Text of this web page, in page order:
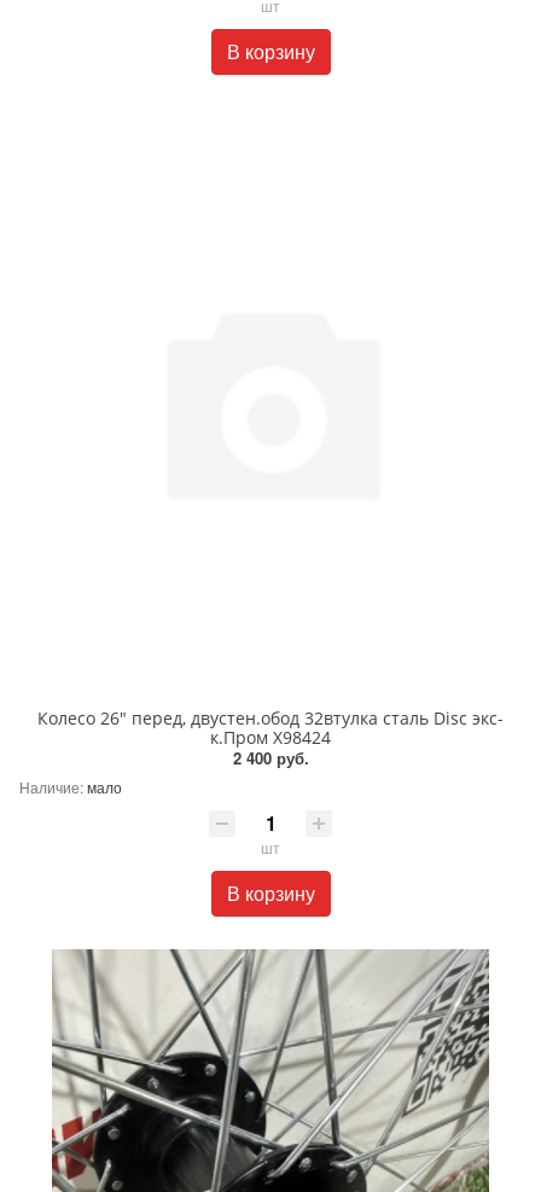
шт
В корзину
Колесо 26" перед, двустен.обод 32втулка сталь Disc экс-
к.Пром Х98424
2 400 руб.
Наличие:мало
шт
В корзину